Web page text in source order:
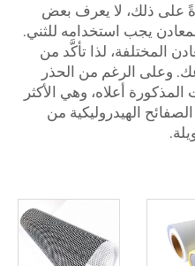
على ذلك، لا يعرف بعض
يجب استخدامه للثني.
المختلفة، لذا تأكَّد من
وعلى الرغم من الحذر
أعلاه، وهي الأكثر
الهيدروليكية من